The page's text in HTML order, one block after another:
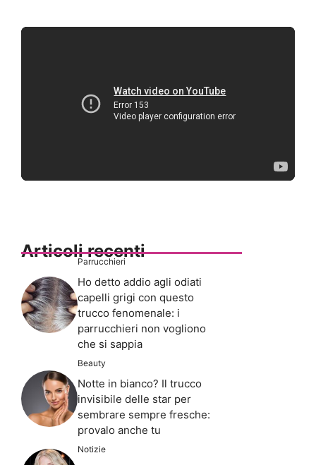
Articoli recenti
Parrucchieri
Ho detto addio agli odiati
capelli grigi con questo
trucco fenomenale: i
parrucchieri non vogliono
che si sappia
Beauty
Notte in bianco? Il trucco
invisibile delle star per
sembrare sempre fresche:
provalo anche tu
Notizie